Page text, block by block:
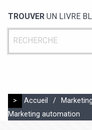
TROUVER UN LIVRE
> Accueil /
Marketing automation